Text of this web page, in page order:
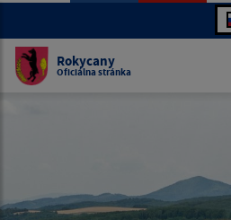
Rokycany
Oficiálna stránka